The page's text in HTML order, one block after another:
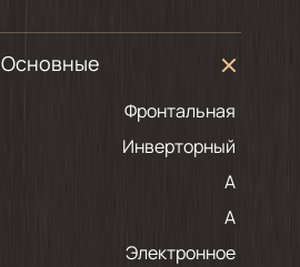
Основные
Фронтальная
Инверторный
A
A
Электронное